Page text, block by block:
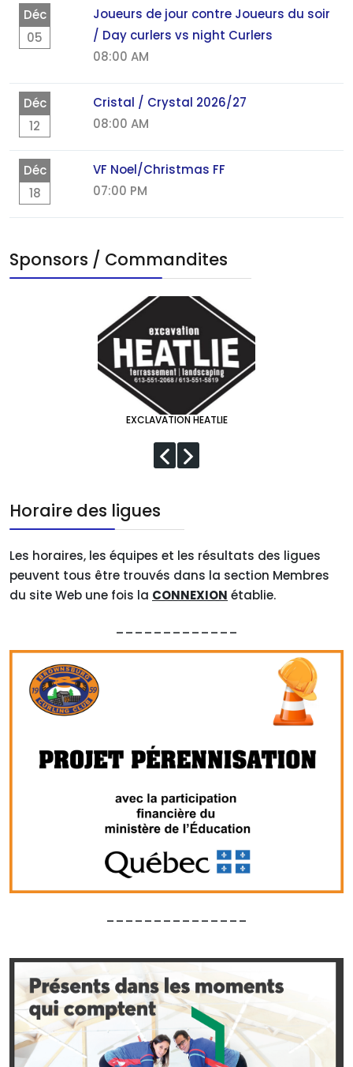
Déc
05
Joueurs de jour contre Joueurs du soir
/ Day curlers vs night Curlers
08:00 AM
Déc
12
Cristal / Crystal 2026/27
08:00 AM
Déc
18
VF Noel/Christmas FF
07:00 PM
Sponsors / Commandites
EXCLAVATION HEATLIE
Horaire des ligues
Les horaires, les équipes et les résultats des ligues
peuvent tous être trouvés dans la section Membres
du site Web une fois la CONNEXION établie.
_______________